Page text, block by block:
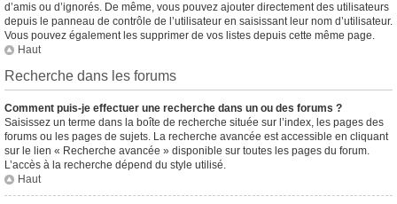
d’amis ou d’ignorés. De même, vous pouvez ajouter directement des utilisateurs
depuis le panneau de contrôle de l’utilisateur en saisissant leur nom d’utilisateur.
Vous pouvez également les supprimer de vos listes depuis cette même page.
Haut
Recherche dans les forums
Comment puis-je effectuer une recherche dans un ou des forums ?
Saisissez un terme dans la boîte de recherche située sur l’index, les pages des
forums ou les pages de sujets. La recherche avancée est accessible en cliquant
sur le lien « Recherche avancée » disponible sur toutes les pages du forum.
L’accès à la recherche dépend du style utilisé.
Haut